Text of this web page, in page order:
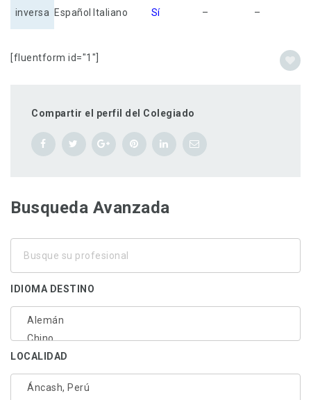
inversa Español Italiano Sí – –
[fluentform id="1"]
Compartir el perfil del Colegiado
Busqueda Avanzada
IDIOMA DESTINO
LOCALIDAD